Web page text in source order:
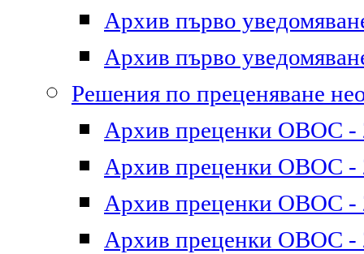
Архив първо
Архив първо
Решения по преценяване
Архив преценки ОВОС -
Архив преценки ОВОС -
Архив преценки ОВОС -
Архив преценки ОВОС -